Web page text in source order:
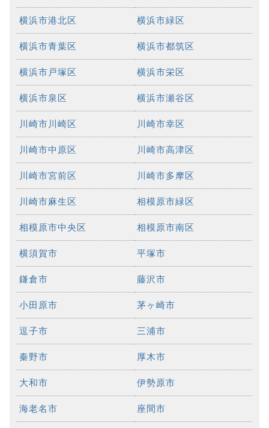
横浜市港北区 横浜市緑区
横浜市青葉区 横浜市都筑区
横浜市戸塚区 横浜市栄区
横浜市泉区 横浜市瀬谷区
川崎市川崎区 川崎市幸区
川崎市中原区 川崎市高津区
川崎市宮前区 川崎市多摩区
川崎市麻生区 相模原市緑区
相模原市中央区 相模原市南区
横須賀市 平塚市
鎌倉市 藤沢市
小田原市 茅ヶ崎市
逗子市 三浦市
秦野市 厚木市
大和市 伊勢原市
海老名市 座間市